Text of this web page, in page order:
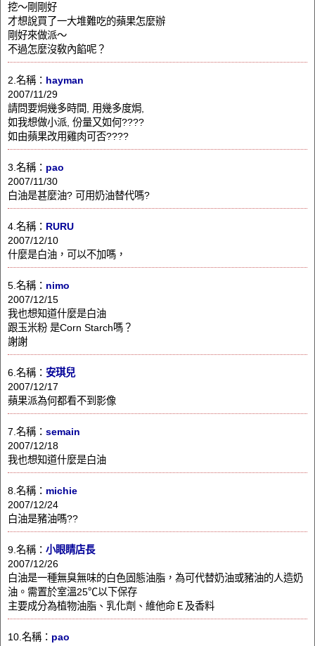
挖～剛剛好
才想說買了一大堆難吃的蘋果怎麼辦
剛好來做派～
不過怎麼沒敎內餡呢？
2.名稱： hayman
2007/11/29
請問要焗幾多時間, 用幾多度焗,
如我想做小派, 份量又如何????
如由蘋果改用雞肉可否????
3.名稱： pao
2007/11/30
白油是甚麼油? 可用奶油替代嗎?
4.名稱： RURU
2007/12/10
什麼是白油，可以不加嗎，
5.名稱： nimo
2007/12/15
我也想知道什麼是白油
跟玉米粉 是Corn Starch嗎？
謝謝
6.名稱： 安琪兒
2007/12/17
蘋果派為何都看不到影像
7.名稱： semain
2007/12/18
我也想知道什麼是白油
8.名稱： michie
2007/12/24
白油是豬油嗎??
9.名稱： 小眼睛店長
2007/12/26
白油是一種無臭無味的白色固態油脂，為可代替奶油或豬油的人造奶
油。需置於室溫25℃以下保存
主要成分為植物油脂、乳化劑、維他命Ｅ及香料
10.名稱： pao